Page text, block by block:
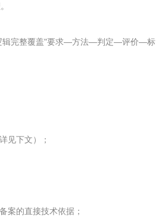
辑完整覆盖"要求—方法—判定—评价—标
见下文）；
案的直接技术依据；